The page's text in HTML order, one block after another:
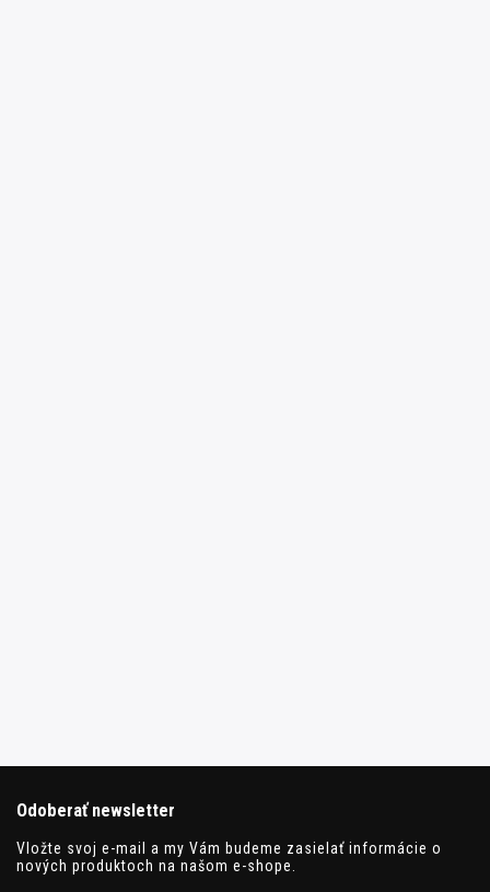
Odoberať newsletter
Vložte svoj e-mail a my Vám budeme zasielať informácie o
nových produktoch na našom e-shope.